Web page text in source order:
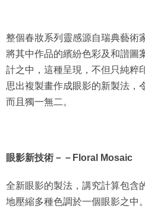
整個春妝系列靈感源自瑞典藝術
將其中作品的繽紛色彩及和諧圖
計之中，這種呈現，不但只純粹
思出複製畫作成眼影的新製法，
而且獨一無二。
眼影新技術－－Floral Mosaic
全新眼影的製法，講究計算包含
地壓縮多種色調於一個眼影之中